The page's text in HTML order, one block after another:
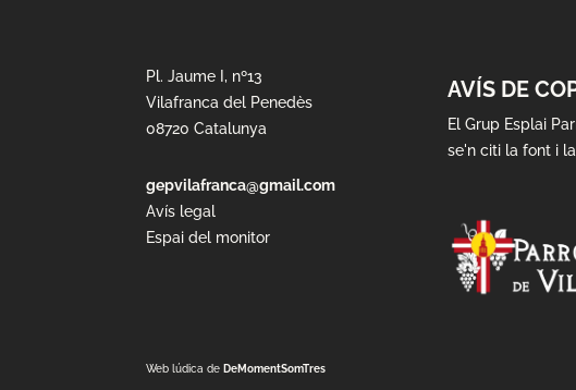
Pl. Jaume I, nº13
Vilafranca del Penedès
08720 Catalunya
gepvilafranca@gmail.com
Avís legal
Espai del monitor
AVÍS DE
El Grup Esplai
se'n citi la font i
Web lúdica de DeMomentSomTres